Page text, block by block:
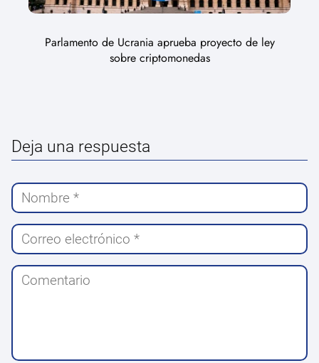
Parlamento de Ucrania aprueba proyecto de ley
sobre criptomonedas
Deja una respuesta